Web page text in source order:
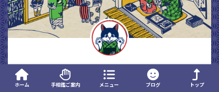
パナセ
ホーム 手相鑑ご案内 メニュー ブログ トップ